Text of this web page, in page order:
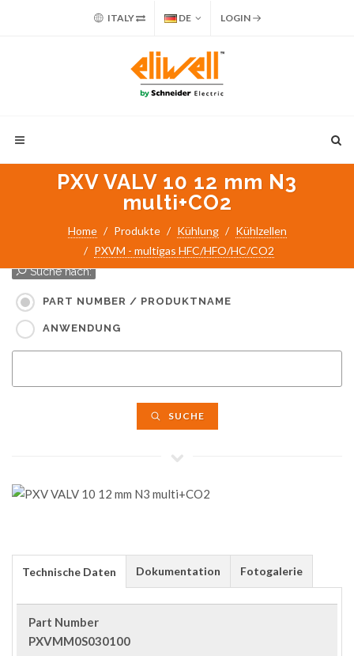
ITALY DE LOGIN
PXV VALV 10 12 mm N3
multi+CO2
Home Produkte Kühlung
Kühlzellen
PXVM - multigas HFC/HFO/HC/CO2
Suche nach:
PART NUMBER / PRODUKTNAME
ANWENDUNG
SUCHE
Technische Daten Dokumentation Fotogalerie
Part Number
PXVMM0S030100